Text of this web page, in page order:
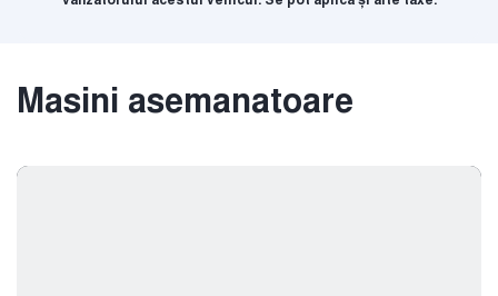
Masini asemanatoare